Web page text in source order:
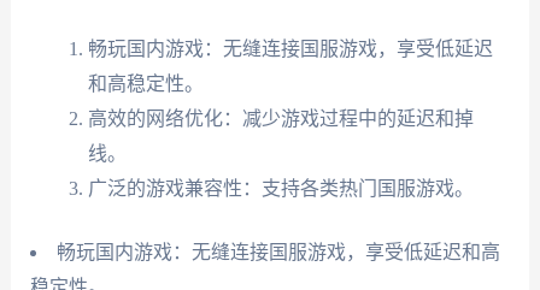
畅玩国内游戏：无缝连接国服游戏，享受低延迟
和高稳定性。
高效的网络优化：减少游戏过程中的延迟和掉
线。
广泛的游戏兼容性：支持各类热门国服游戏。
畅玩国内游戏：无缝连接国服游戏，享受低延迟和高